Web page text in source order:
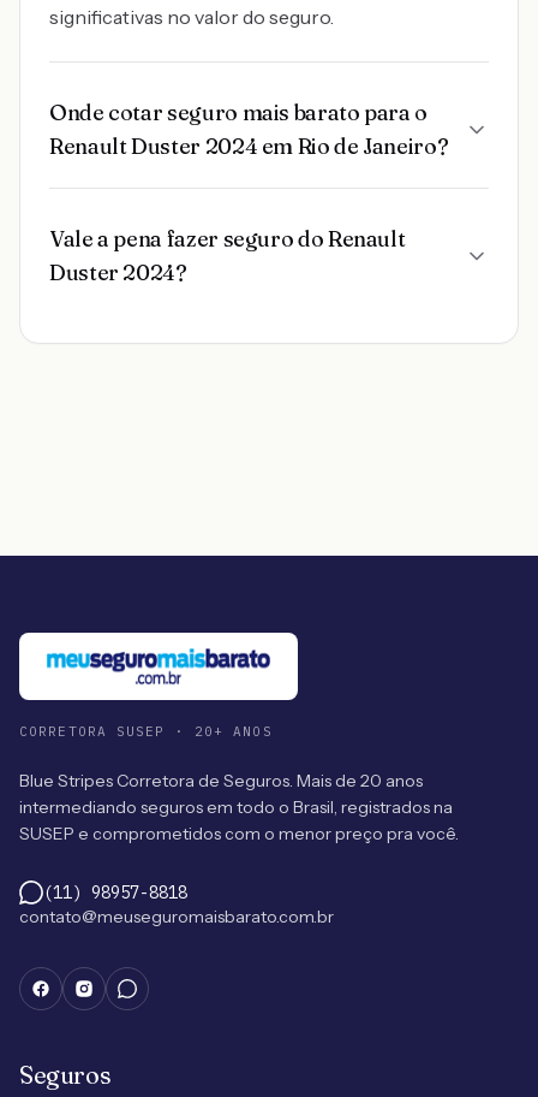
significativas no valor do seguro.
Onde cotar seguro mais barato para o
Renault Duster 2024 em Rio de Janeiro?
Vale a pena fazer seguro do Renault
Duster 2024?
CORRETORA SUSEP · 20+ ANOS
Blue Stripes Corretora de Seguros. Mais de 20 anos
intermediando seguros em todo o Brasil, registrados na
SUSEP e comprometidos com o menor preço pra você.
(11) 98957-8818
contato@meuseguromaisbarato.com.br
Seguros